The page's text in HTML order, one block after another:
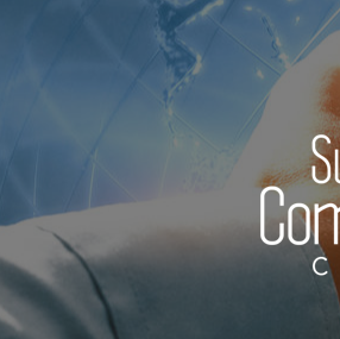
Overtuigingen & Praktijken
De Credo’s en Codes van Scientology
Wat scientologen zeggen over
Binnen in een Kerk
De Grondbeginselen van Scientology
Een Inleiding tot Dianetics
Vind een kerk
Ideale Scientology
Hogere Organisaties
Flag Land Base
Scientology
Grootse
David